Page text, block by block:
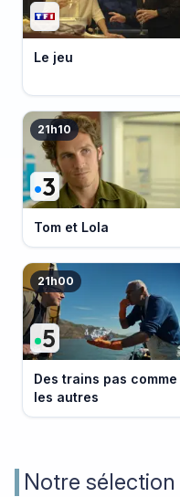
Le jeu
21h10
Tom et Lola
21h00
Des trains pas comme
les autres
Notre